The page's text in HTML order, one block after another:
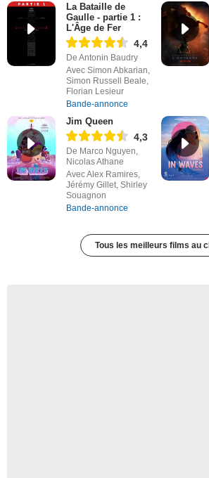
La Bataille de
Gaulle - partie 1 :
L'Âge de Fer
4,4
De Antonin Baudry
Avec Simon Abkarian,
Simon Russell Beale,
Florian Lesieur
Bande-annonce
Jim Queen
4,3
De Marco Nguyen,
Nicolas Athane
Avec Alex Ramires,
Jérémy Gillet, Shirley
Souagnon
Bande-annonce
Tous les meilleurs films au